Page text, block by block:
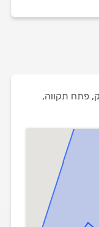
פתח תקווה,